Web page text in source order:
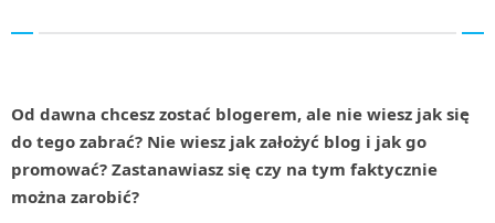
Od dawna chcesz zostać blogerem, ale nie wiesz jak się
do tego zabrać? Nie wiesz jak założyć blog i jak go
promować? Zastanawiasz się czy na tym faktycznie
można zarobić?